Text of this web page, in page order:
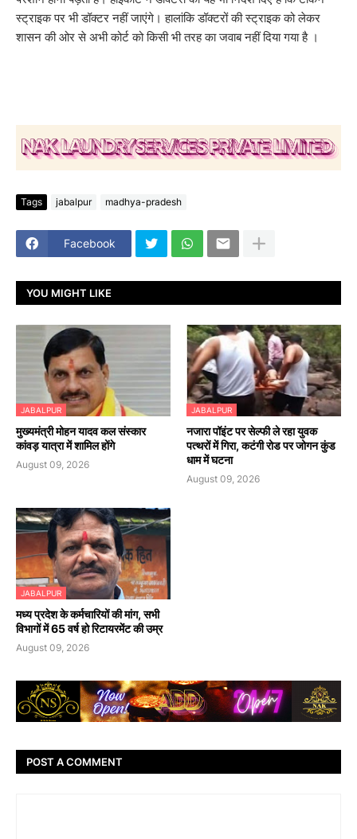
स्ट्राइक पर भी डॉक्टर नहीं जाएंगे। हालांकि डॉक्टरों की स्ट्राइक को लेकर
शासन की ओर से अभी कोर्ट को किसी भी तरह का जवाब नहीं दिया गया है ।
Tags jabalpur madhya-pradesh
Facebook
YOU MIGHT LIKE
JABALPUR
मुख्यमंत्री मोहन यादव कल संस्कार
कांवड़ यात्रा में शामिल होंगे
August 09, 2026
JABALPUR
नजारा पॉइंट पर सेल्फी ले रहा युवक
पत्थरों में गिरा, कटंगी रोड पर जोगन कुंड
धाम में घटना
August 09, 2026
JABALPUR
मध्य प्रदेश के कर्मचारियों की मांग, सभी
विभागों में 65 वर्ष हो रिटायरमेंट की उम्र
August 09, 2026
POST A COMMENT